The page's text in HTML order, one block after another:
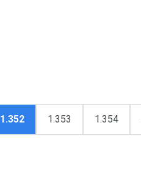
1.352 1.353 1.354